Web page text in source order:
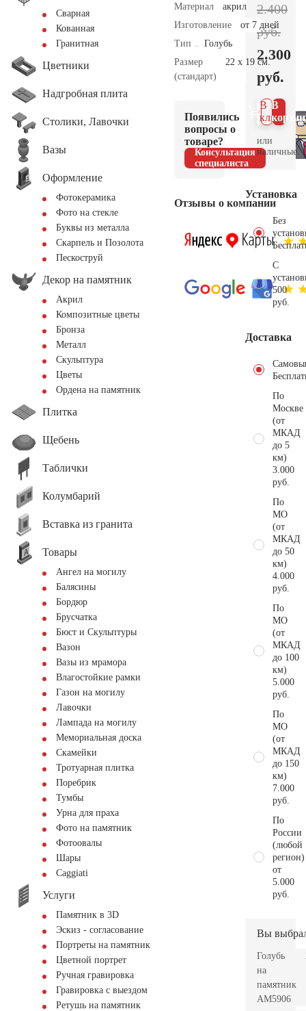
Сварная
Кованная
Гранитная
Цветники
Надгробная плита
Столики, Лавочки
Вазы
Оформление
Фотокерамика
Фото на стекле
Буквы из металла
Скарпель и Позолота
Пескоструй
Декор на памятник
Акрил
Композитные цветы
Бронза
Металл
Скульптура
Цветы
Ордена на памятник
Плитка
Щебень
Таблички
Колумбарий
Вставка из гранита
Товары
Ангел на могилу
Балясины
Бордюр
Брусчатка
Бюст и Скульптуры
Вазон
Вазы из мрамора
Влагостойкие рамки
Газон на могилу
Лавочки
Лампада на могилу
Мемориальная доска
Скамейки
Тротуарная плитка
Поребрик
Тумбы
Урна для праха
Фото на памятник
Фотоовалы
Шары
Сaggiati
Услуги
Памятник в 3D
Эскиз - согласование
Портреты на памятник
Цветной портрет
Ручная гравировка
Гравировка с выездом
Ретушь на памятник
Материал
акрил
Изготовление
от 7 дней
Тип
Голубь
Размер
(стандарт)
22 х 19 см.
Появились
вопросы о
товаре?
Консультация
специалиста
Отзывы о компании
2.400
руб.
2.300
руб.
В
В 1
клик
или
наличные.
Установка
Без
С
500
руб.
Доставка
По
Москве
(от
МКАД
до 5
км)
3.000
руб.
По
МО
(от
МКАД
до 50
км)
4.000
руб.
По
МО
(от
МКАД
до 100
км)
5.000
руб.
По
МО
(от
МКАД
до 150
км)
7.000
руб.
По
России
(любой
регион)
от
5.000
руб.
Вы
Голубь
на
памятник
AM5906